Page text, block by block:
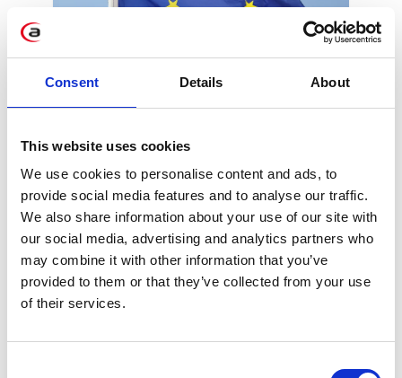
Consent Details About
This website uses cookies
We use cookies to personalise content and ads, to
provide social media features and to analyse our traffic.
We also share information about your use of our site with
our social media, advertising and analytics partners who
may combine it with other information that you’ve
provided to them or that they’ve collected from your use
of their services.
GDPR/ RODO – nowe
prawo Unii
Europejskiej dla firm
Już od 25 maja 2018 r. każda firma
przetwarzająca dane osobowe obywateli
Unii Europejskiej będzie musiała sprostać
nowym obowiązkom w związku z
Data Protection Regulation (GDPR) wraz